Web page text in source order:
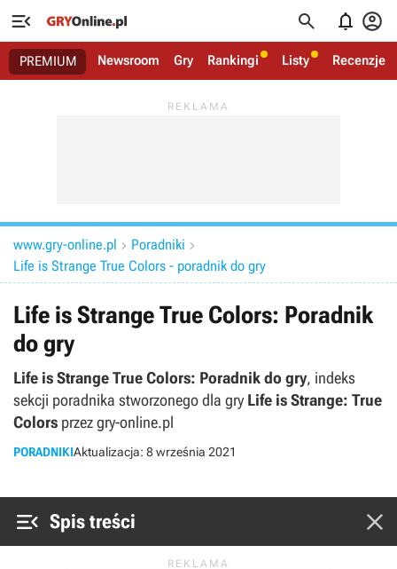
   
PREMIUM Newsroom Gry Rankingi Listy Recenzje
www.gry-online.pl  Poradniki 
Life is Strange True Colors - poradnik do gry
Life is Strange True Colors: Poradnik
do gry
Life is Strange True Colors: Poradnik do gry, indeks
sekcji poradnika stworzonego dla gry Life is Strange: True
Colors przez gry-online.pl
PORADNIKIAktualizacja: 8 września 2021
 Spis treści 